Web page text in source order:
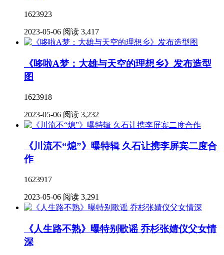
1623923
2023-05-06 阅读 3,417
《哆啦A梦：大雄与天空的理想乡》发布造型
图
1623918
2023-05-06 阅读 3,232
《川流不“熄”》曝特辑 久石让携李屏宾二度合
作
1623917
2023-05-06 阅读 3,291
《人生路不熟》曝特别歌谣 乔杉张婧仪父女情
深